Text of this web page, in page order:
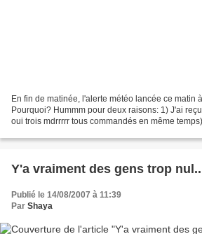
En fin de matinée, l'alerte météo lancée ce matin
Pourquoi? Hummm pour deux raisons: 1) J'ai
oui trois mdrrrrr tous commandés en même
Y'a vraiment des gens trop
Publié le 14/08/2007 à 11:39
Par Shaya